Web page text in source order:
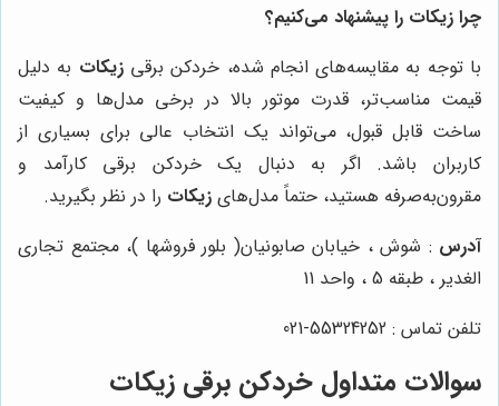
چرا زیکات را پیشنهاد می‌کنیم؟
با توجه به مقایسه‌های انجام شده، خردکن برقیزیکات به دلیل
قیمت مناسب‌تر، قدرت موتور بالا در برخی مدل‌ها و کیفیت
ساخت قابل قبول، می‌تواند یک انتخاب عالی برای بسیاری از
کاربران باشد. اگر به دنبال یک خردکن برقی کارآمد و
مقرون‌به‌صرفه هستید، حتماً مدل‌های زیکات را در نظر بگیرید.
آدرس : شوش ، خیابان صابونیان( بلور فروشها )، مجتمع تجاری
الغدیر ، طبقه 5 ، واحد 11
تلفن تماس : 55324252-021
سوالات متداول خردکن برقی زیکات